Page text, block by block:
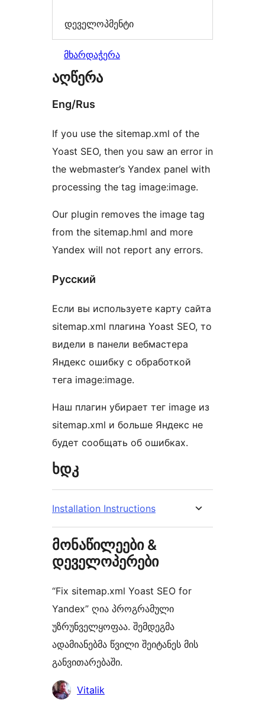
დეველოპმენტი
მხარდაჭერა
აღწერა
Eng/Rus
If you use the sitemap.xml of the
Yoast SEO, then you saw an error in
the webmaster’s Yandex panel with
processing the tag image:image.
Our plugin removes the image tag
from the sitemap.hml and more
Yandex will not report any errors.
Русский
Если вы используете карту сайта
sitemap.xml плагина Yoast SEO, то
видели в панели вебмастера
Яндекс ошибку с обработкой
тега image:image.
Наш плагин убирает тег image из
sitemap.xml и больше Яндекс не
будет сообщать об ошибках.
ხდკ
Installation Instructions
მონაწილეები &
დეველოპერები
“Fix sitemap.xml Yoast SEO for
Yandex” ღია პროგრამული
უზრუნველყოფაა. შემდეგმა
ადამიანებმა წვილი შეიტანეს მის
განვითარებაში.
მონაწილეები
Vitalik